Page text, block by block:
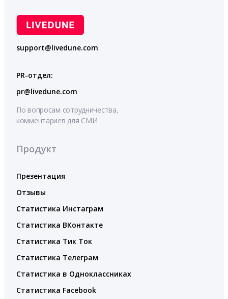
support@livedune.com
PR-отдел:
pr@livedune.com
По вопросам сотрудничества,
комментариев для СМИ
Продукт
Презентация
Отзывы
Статистика Инстаграм
Статистика ВКонтакте
Статистика Тик Ток
Статистика Телеграм
Статистика в Одноклассниках
Статистика Facebook